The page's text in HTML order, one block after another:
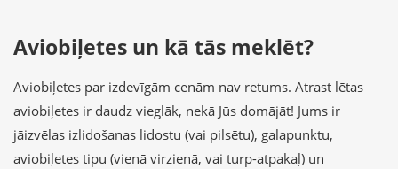
Aviobiļetes un kā tās meklēt?
Aviobiļetes par izdevīgām cenām nav retums. Atrast lētas
aviobiļetes ir daudz vieglāk, nekā Jūs domājāt! Jums ir
jāizvēlas izlidošanas lidostu (vai pilsētu), galapunktu,
aviobiļetes tipu (vienā virzienā, vai turp-atpakaļ) un